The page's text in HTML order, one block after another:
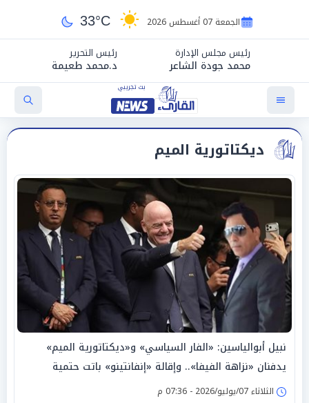
الجمعة 07 أغسطس 2026 33°C
رئيس مجلس الإدارة
محمد جودة الشاعر
رئيس التحرير
د.محمد طعيمة
ديكتاتورية الميم
نبيل أبوالياسين: «الفار السياسي» و«ديكتاتورية الميم»
يدفنان «نزاهة الفيفا».. وإقالة «إنفانتينو» باتت حتمية
الثلاثاء 07/يوليو/2026 - 07:36 م